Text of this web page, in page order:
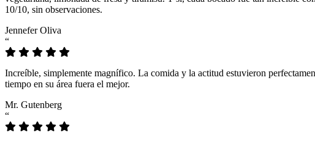
10/10, sin observaciones.
Jennefer Oliva
“
Increíble, simplemente magnífico. La comida y la actitud estuvieron
tiempo en su área fuera el mejor.
Mr. Gutenberg
“